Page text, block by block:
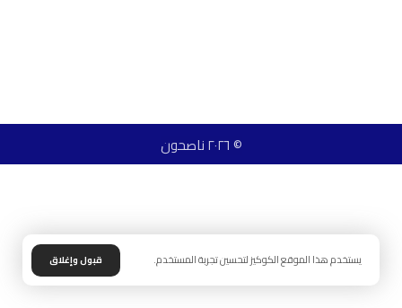
© ٢٠٢٦ ناصحون
يستخدم هذا الموقع الكوكيز لتحسين تجربة المستخدم. قبول وإغلاق